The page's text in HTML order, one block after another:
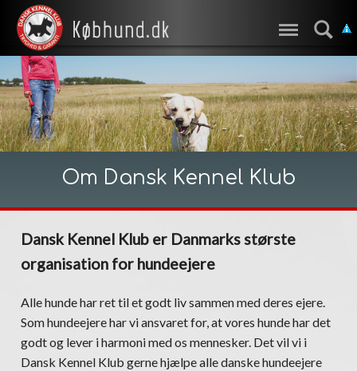
Om Dansk Kennel Klub
Dansk Kennel Klub er Danmarks største
organisation for hundeejere
Alle hunde har ret til et godt liv sammen med deres ejere.
Som hundeejere har vi ansvaret for, at vores hunde har det
godt og lever i harmoni med os mennesker. Det vil vi i
Dansk Kennel Klub gerne hjælpe alle danske hundeejere